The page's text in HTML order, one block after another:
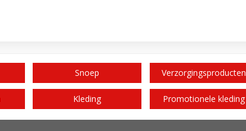
Snoep Verzorgingsproducten
Kleding Promotionele kleding